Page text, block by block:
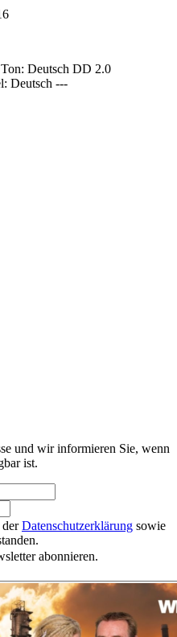
Deutsch DD 2.0
Deutsch ---
und wir informieren Sie, wenn
ist.
derDatenschutzerklärung sowie
abonnieren.